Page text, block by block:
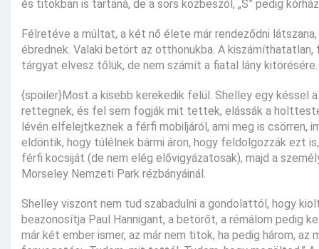
és titokban is tartaná, de a sors közbeszól, „S” pedig
Félretéve a múltat, a két nő élete már rendeződni
ébrednek. Valaki betört az otthonukba. A
tárgyat elvesz tőlük, de nem számít a fiatal lány
{spoiler}Most a kisebb kerekedik felül. Shelley egy késsel
rettegnek, és fel sem fogják mit tettek, elássák a
lévén elfelejtkeznek a férfi mobiljáról, ami meg is csörren,
eldöntik, hogy túlélnek bármi áron, hogy feldolgozzák ezt
férfi kocsiját (de nem elég elővigyázatosak), majd a
Morseley Nemzeti Park rézbányáinál.
Shelley viszont nem tud szabadulni a gondolattól, hogy
beazonosítja Paul Hannigant, a betörőt, a rémálom pedig
már két ember ismer, az már nem titok, ha pedig három,